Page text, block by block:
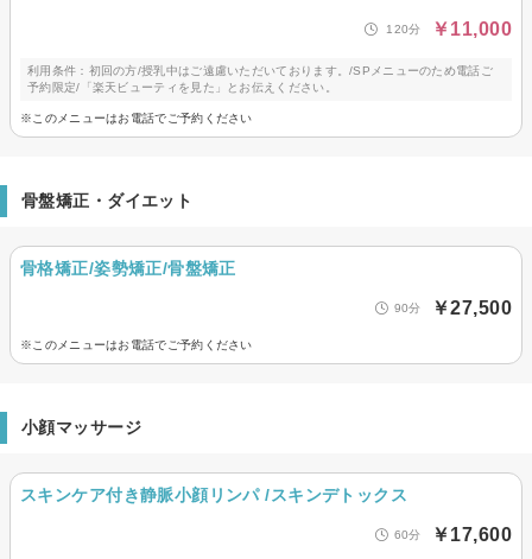
120分 ￥11,000
利用条件：初回の方/授乳中はご遠慮いただいております。/SPメニューのため電話ご
予約限定/「楽天ビューティを見た」とお伝えください。
※このメニューはお電話でご予約ください
骨盤矯正・ダイエット
骨格矯正/姿勢矯正/骨盤矯正
90分 ￥27,500
※このメニューはお電話でご予約ください
小顔マッサージ
スキンケア付き静脈小顔リンパ /スキンデトックス
60分 ￥17,600